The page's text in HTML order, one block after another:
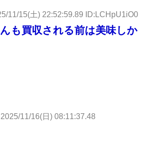
11/15(土) 22:52:59.89 ID:LCHpU1iO0
も買収される前は美味しか
2025/11/16(日) 08:11:37.48